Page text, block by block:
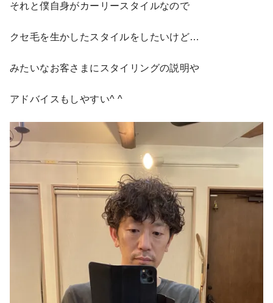
それと僕自身がカーリースタイルなので
クセ毛を生かしたスタイルをしたいけど…
みたいなお客さまにスタイリングの説明や
アドバイスもしやすい^ ^